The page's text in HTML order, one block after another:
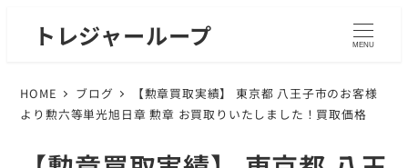
トレジャーループ MENU
HOME ブログ
【勲章買取実績】 東京都 八王子市のお客様
より勲六等単光旭日章 勲章 お買取りいたしました！買取価格